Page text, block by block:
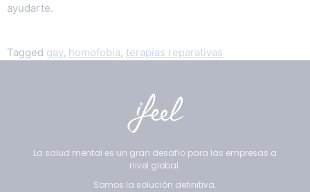
ayudarte.
Tagged gay, homofobia, terapias reparativas
La salud mental es un gran desafío para las empresas a
nivel global.
Somos la solución definitiva.